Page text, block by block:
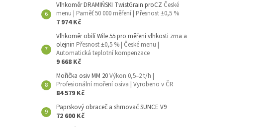
Vlhkoměr DRAMIŃSKI TwistGrain proCZ České
menu | Paměť 50 000 měření | Přesnost ±0,5 %
7 974 Kč
Vlhkoměr obilí Wile 55 pro měření vlhkosti zrna a
olejnin Přesnost ±0,5 % | České menu |
Automatická teplotní kompenzace
9 668 Kč
Mořička osiv MM 20Výkon 0,5–2 t/h |
Profesionální moření osiva | Vyrobeno v ČR
84 579 Kč
Paprskový obraceč a shrnovač SUNCE V9
72 600 Kč